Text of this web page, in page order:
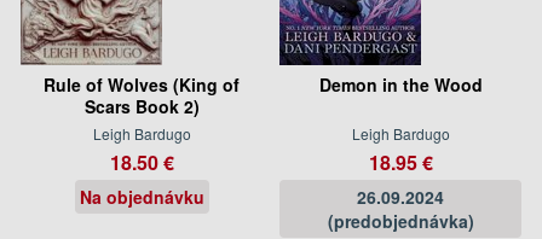
Rule of Wolves (King of
Scars Book 2)
Leigh Bardugo
18.50 €
Na objednávku
Demon in the Wood
Leigh Bardugo
18.95 €
26.09.2024
(predobjednávka)